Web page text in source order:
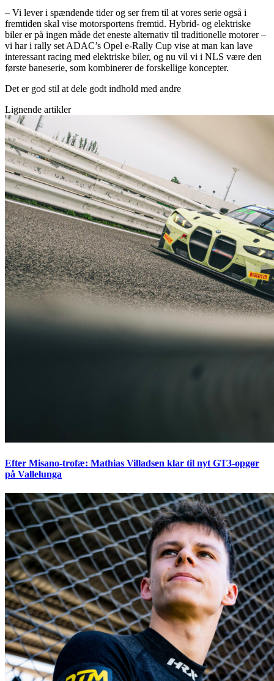
– Vi lever i spændende tider og ser frem til at vores serie også i
fremtiden skal vise motorsportens fremtid. Hybrid- og elektriske
biler er på ingen måde det eneste alternativ til traditionelle motorer –
vi har i rally set ADAC’s Opel e-Rally Cup vise at man kan lave
interessant racing med elektriske biler, og nu vil vi i NLS være den
første baneserie, som kombinerer de forskellige koncepter.
Det er god stil at dele godt indhold med andre
Lignende artikler
Efter Misano-trofæ: Mathias Villadsen klar til nyt GT3-opgør
på Vallelunga